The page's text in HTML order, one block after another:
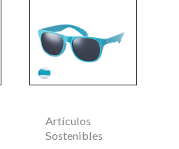
Artículos
Sostenibles
tiene
múltiples
variantes.
opciones
se